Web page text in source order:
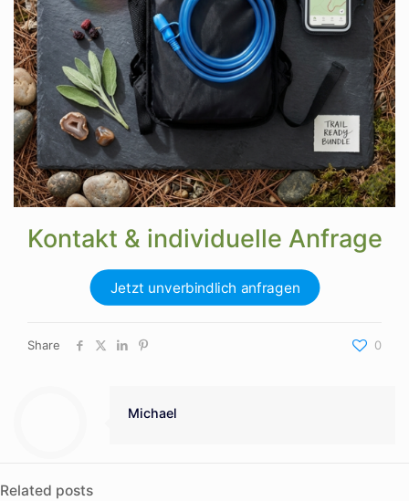
Kontakt & individuelle Anfrage
Jetzt unverbindlich anfragen
Share 0
Michael
Related posts